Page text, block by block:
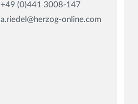
+49 (0)441 3008-147
a.riedel@herzog-online.com